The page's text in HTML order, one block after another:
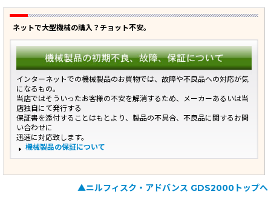
ネットで大型機械の購入？チョット不安。
インターネットでの機械製品のお買物では、故障や不良品への対応が気
になるもの。
当店ではそういったお客様の不安を解消するため、メーカーあるいは当
店独自にて発行する
保証書を添付することはもとより、製品の不具合、不良品に関するお問
い合わせに
迅速に対応致します。
機械製品の保証について
▲ニルフィスク・アドバンス GDS2000トップへ